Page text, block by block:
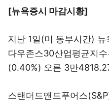
[뉴욕증시 마감시황]
지난 1일(미 동부시간)
다우존스30산업평균지
(0.40%) 오른 3만
스탠더드앤드푸어스